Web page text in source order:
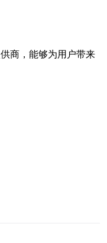
商，能够为用户带来